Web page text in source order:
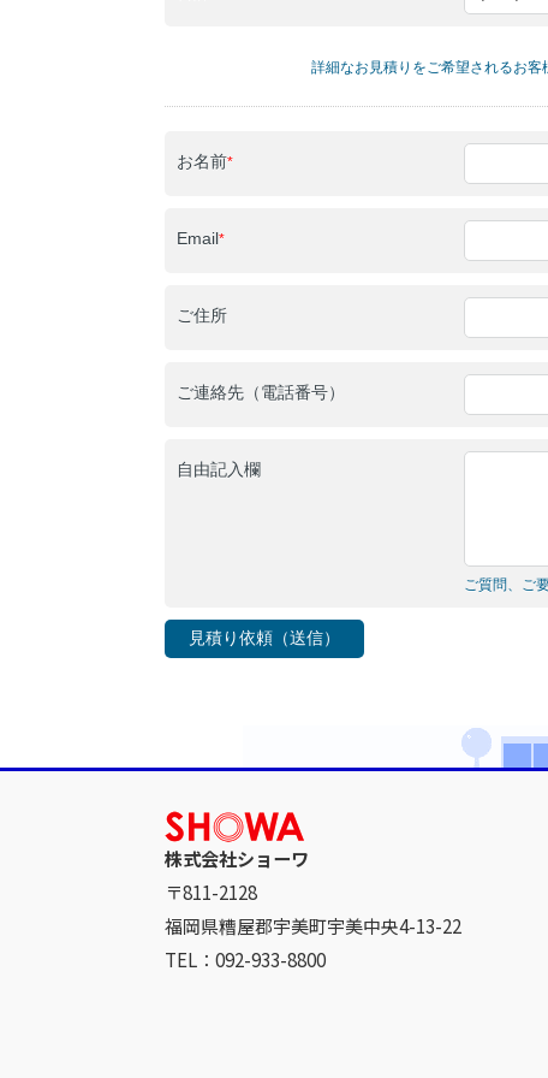
詳細なお見積りをご希望されるお客
お名前*
Email*
ご住所
ご連絡先（電話番号）
自由記入欄
ご質問、ご
見積り依頼（送信）
株式会社ショーワ
〒811-2128
福岡県糟屋郡宇美町宇美中央4-13-22
TEL：092-933-8800